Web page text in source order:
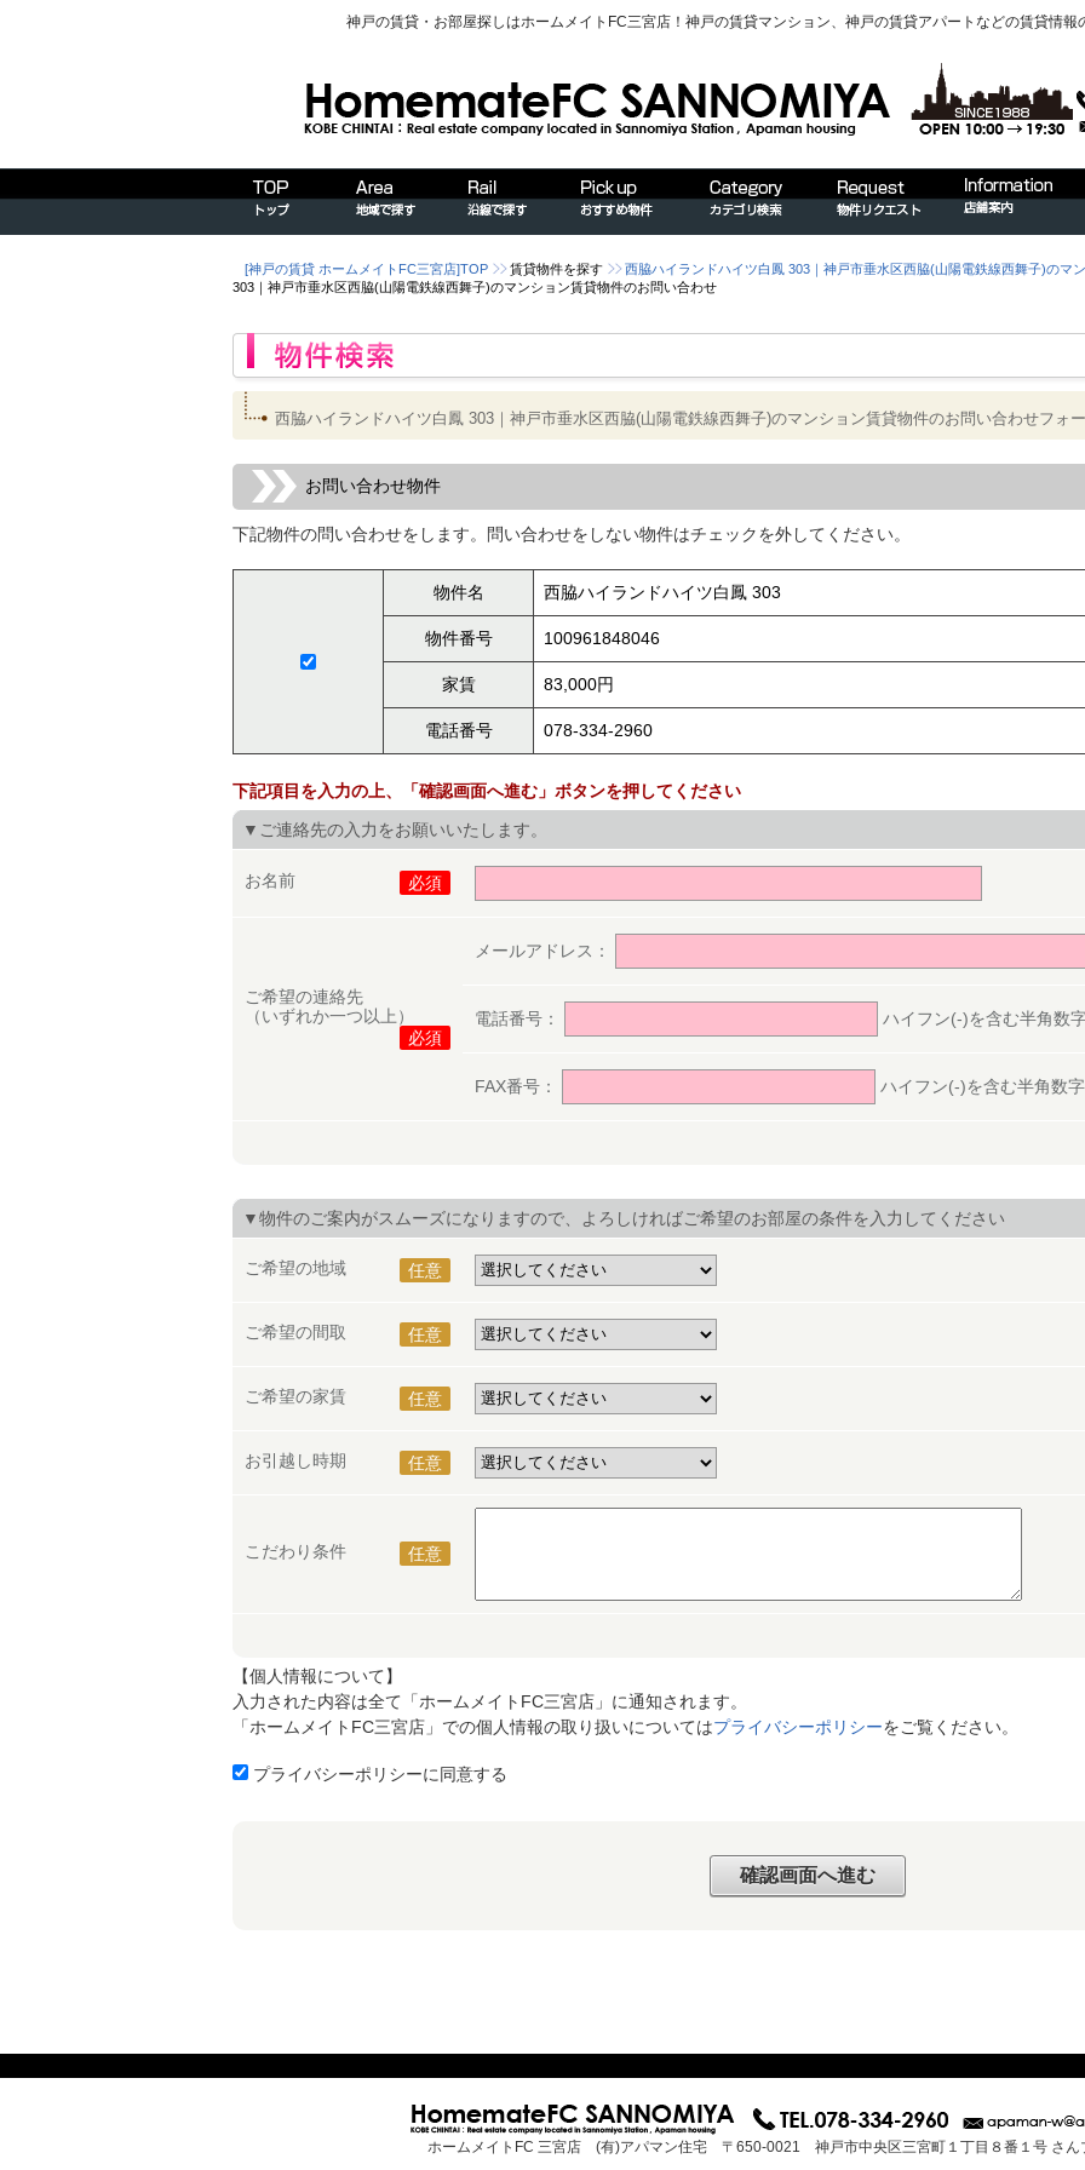
神戸の賃貸・お部屋探しはホームメイトFC三宮店！神戸の賃貸マンション、神戸の賃貸アパートなどの賃貸情報
[神戸の賃貸 ホームメイトFC三宮店]TOP 賃貸物件を探す 西脇ハイランドハイツ白鳳 303｜神戸市垂水区西脇(山陽電鉄線西舞子)のマ
303｜神戸市垂水区西脇(山陽電鉄線西舞子)のマンション賃貸物件のお問い合わせ
西脇ハイランドハイツ白鳳 303｜神戸市垂水区西脇(山陽電鉄線西舞子)のマンション賃貸物件のお問い合わせフォ
お問い合わせ物件
下記物件の問い合わせをします。問い合わせをしない物件はチェックを外してください。
物件名 西脇ハイランドハイツ白鳳 303
物件番号 100961848046
家賃 83,000円
電話番号 078-334-2960
下記項目を入力の上、「確認画面へ進む」ボタンを押してください
▼ご連絡先の入力をお願いいたします。
お名前 必須
ご希望の連絡先
（いずれか一つ以上）
必須
メールアドレス：
電話番号： ハイフン(-)を含む半角数
FAX番号： ハイフン(-)を含む半角数
▼物件のご案内がスムーズになりますので、よろしければご希望のお部屋の条件を入力してください
ご希望の地域 任意
ご希望の間取 任意
ご希望の家賃 任意
お引越し時期 任意
こだわり条件 任意
【個人情報について】
入力された内容は全て「ホームメイトFC三宮店」に通知されます。
「ホームメイトFC三宮店」での個人情報の取り扱いについてはプライバシーポリシーをご覧ください。
プライバシーポリシーに同意する
ホームメイトFC 三宮店 (有)アパマン住宅 〒650-0021 神戸市中央区三宮町１丁目８番１号 さん